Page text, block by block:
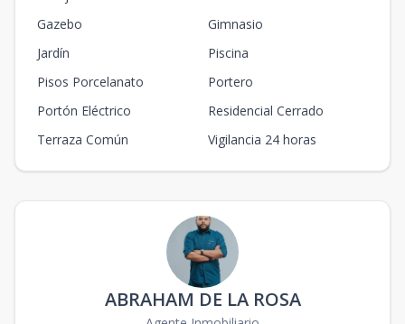
Gazebo
Gimnasio
Jardín
Piscina
Pisos Porcelanato
Portero
Portón Eléctrico
Residencial Cerrado
Terraza Común
Vigilancia 24 horas
ABRAHAM DE LA ROSA